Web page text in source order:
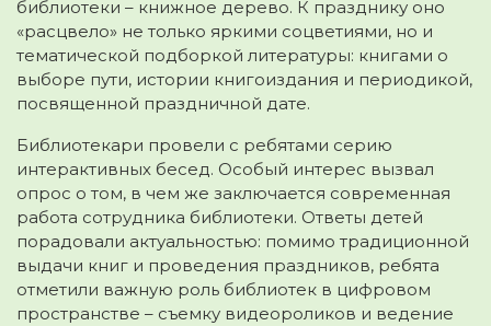
библиотеки – книжное дерево. К празднику оно
«расцвело» не только яркими соцветиями, но и
тематической подборкой литературы: книгами о
выборе пути, истории книгоиздания и периодикой,
посвященной праздничной дате.
Библиотекари провели с ребятами серию
интерактивных бесед. Особый интерес вызвал
опрос о том, в чем же заключается современная
работа сотрудника библиотеки. Ответы детей
порадовали актуальностью: помимо традиционной
выдачи книг и проведения праздников, ребята
отметили важную роль библиотек в цифровом
пространстве – съемку видеороликов и ведение